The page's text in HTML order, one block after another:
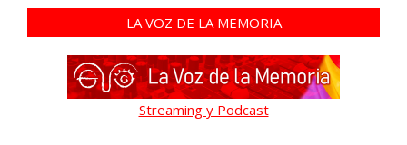
LA VOZ DE LA MEMORIA
Streaming y Podcast